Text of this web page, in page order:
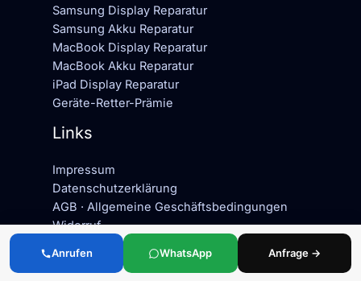
Samsung Display Reparatur
Samsung Akku Reparatur
MacBook Display Reparatur
MacBook Akku Reparatur
iPad Display Reparatur
Geräte-Retter-Prämie
Links
Impressum
Datenschutzerklärung
AGB · Allgemeine Geschäftsbedingungen
Widerruf
Cookie-Richtlinie
Defekte Übersicht
Anrufen WhatsApp Anfrage →